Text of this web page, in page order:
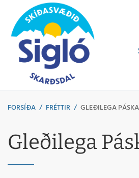
FORSÍÐA / FRÉTTIR / GLEÐILEGA
Gleðilega